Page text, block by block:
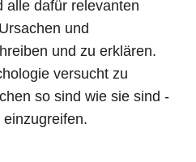
alle dafür relevanten
und
und zu erklären.
versucht zu
so sind wie sie sind -